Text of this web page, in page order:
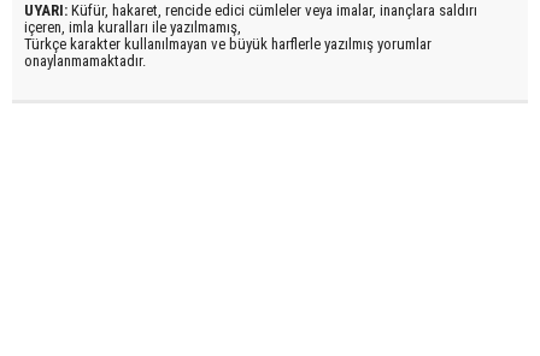
UYARI: Küfür, hakaret, rencide edici cümleler veya imalar, inançlara saldırı
içeren, imla kuralları ile yazılmamış,
Türkçe karakter kullanılmayan ve büyük harflerle yazılmış yorumlar
onaylanmamaktadır.